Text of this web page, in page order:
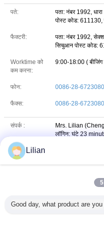
पते:
पता: नंबर 1992,
पोस्ट कोड: 611130,
फैक्टरी:
पता: नंबर 1992,
सिचुआन पोस्ट कोड:
Worktime को
कम करना:
9:00-18:00 ( बीजिंग
फोन: 0086-28-
फैक्स: 0086-28-
संपर्क : Mrs. Lilian
लॉगिन: घंटे 23
पद शीर्षक :
फोन : +86 159 280
+8615928092745
WeChat : +86 159 280
Lilian
Good day, what product are